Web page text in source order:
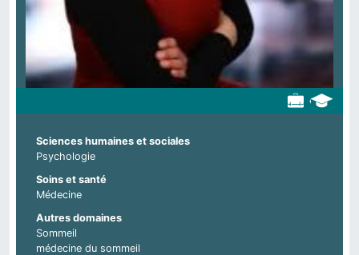
Sciences humaines et sociales
Psychologie
Soins et santé
Médecine
Autres domaines
Sommeil
médecine du sommeil